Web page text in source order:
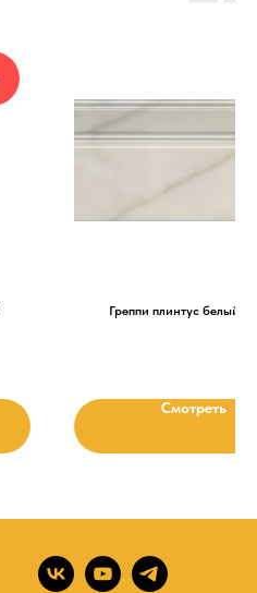
Греппи плинтус белый
Смотреть